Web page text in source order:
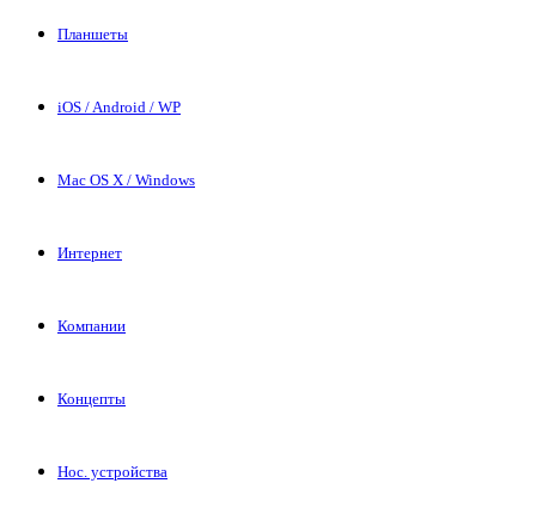
Планшеты
iOS / Android / WP
Mac OS X / Windows
Интернет
Компании
Концепты
Нос. устройства